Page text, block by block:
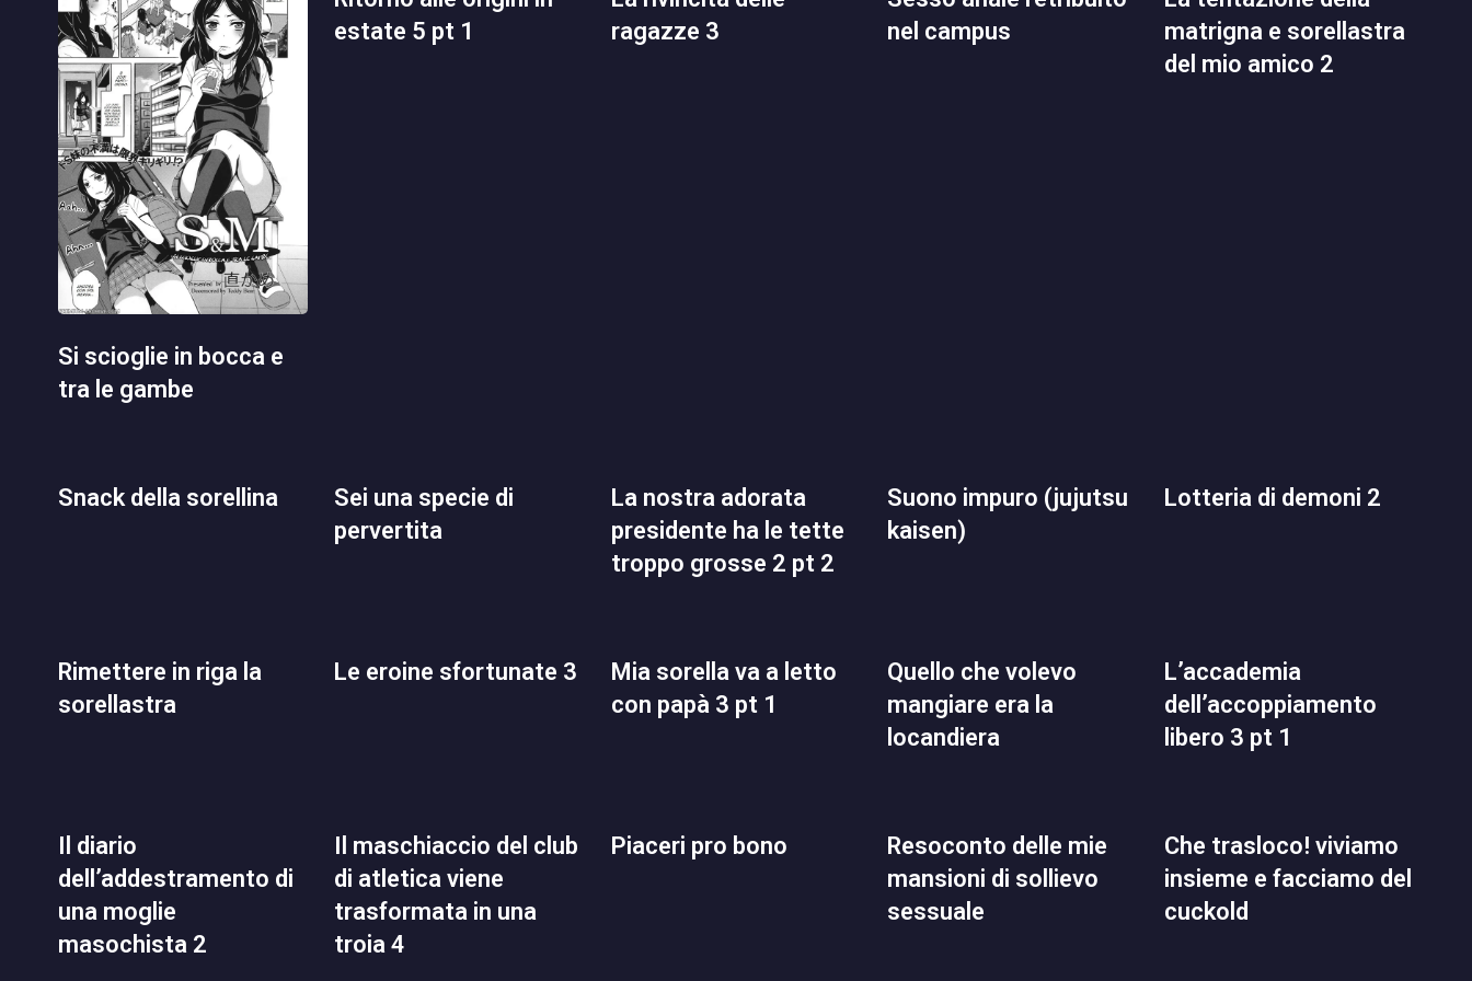
si scioglie in bocca e
tra le gambe
estate 5 pt 1
ragazze 3
nel campus
matrigna e sorellastra
del mio amico 2
snack della sorellina
sei una specie di
pervertita
la nostra adorata
presidente ha le tette
troppo grosse 2 pt 2
suono impuro (jujutsu
kaisen)
lotteria di demoni 2
rimettere in riga la
sorellastra
le eroine sfortunate 3
mia sorella va a letto
con papà 3 pt 1
quello che volevo
mangiare era la
locandiera
l’accademia
dell’accoppiamento
libero 3 pt 1
dell’addestramento di
una moglie
masochista 2
di atletica viene
trasformata in una
troia 4
piaceri pro bono
resoconto delle mie
mansioni di sollievo
sessuale
che trasloco! viviamo
insieme e facciamo del
cuckold